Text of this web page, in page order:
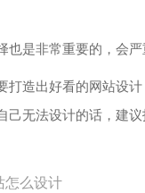
是非常重要的，会严
造出好看的网站设计
己无法设计的话，建议
怎么设计